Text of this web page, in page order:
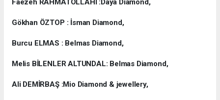
Faezeh RAHMATOLLAHI :Daya Diamond,
Gökhan ÖZTOP : İsman Diamond,
Burcu ELMAS : Belmas Diamond,
Melis BİLENLER ALTUNDAL: Belmas Diamond,
Ali DEMİRBAŞ :Mio Diamond & jewellery,